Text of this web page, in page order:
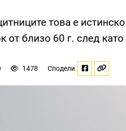
това е
от близо 60 г. след
1478 Сподели